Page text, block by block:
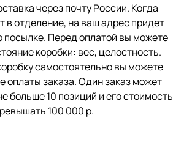
через почту России. Когда
в отделение, на ваш адрес придет
посылке. Перед оплатой вы можете
коробки: вес, целостность.
самостоятельно вы можете
оплаты заказа. Один заказ может
больше 10 позиций и его стоимость
100 000 р.